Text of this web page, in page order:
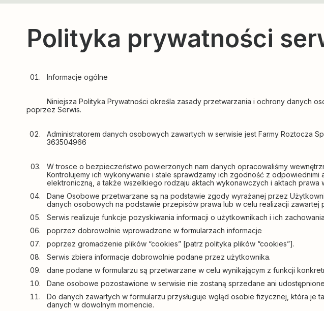
Polityka prywatności
Informacje ogólne
Niniejsza Polityka Prywatności określa zasady przetwarzania i ochrony danych
poprzez Serwis.
Administratorem danych osobowych zawartych w serwisie jest Farmy Roztocza
363504966
W trosce o bezpieczeństwo powierzonych nam danych opracowaliśmy
Kontrolujemy ich wykonywanie i stale sprawdzamy ich zgodność z
elektroniczną, a także wszelkiego rodzaju aktach wykonawczych i aktach prawa
Dane Osobowe przetwarzane są na podstawie zgody wyrażanej przez
danych osobowych na podstawie przepisów prawa lub w celu realizacji zawartej
Serwis realizuje funkcje pozyskiwania informacji o użytkownikach i ich
poprzez dobrowolnie wprowadzone w formularzach informacje
poprzez gromadzenie plików “cookies” [patrz polityka plików “cookies”].
Serwis zbiera informacje dobrowolnie podane przez użytkownika.
dane podane w formularzu są przetwarzane w celu wynikającym z funkcji
Dane osobowe pozostawione w serwisie nie zostaną sprzedane ani
Do danych zawartych w formularzu przysługuje wgląd osobie fizycznej, która je
danych w dowolnym momencie.